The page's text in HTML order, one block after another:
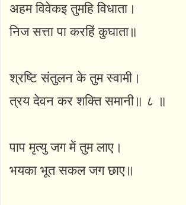
अहम विवेकइ तुमहि विधाता।
निज सत्ता पा करहिं कुघाता॥
श्रष्टि संतुलन के तुम स्वामी।
त्रय देवन कर शक्ति समानी॥ ८ ॥
पाप मृत्यु जग में तुम लाए।
भयका भूत सकल जग छाए॥